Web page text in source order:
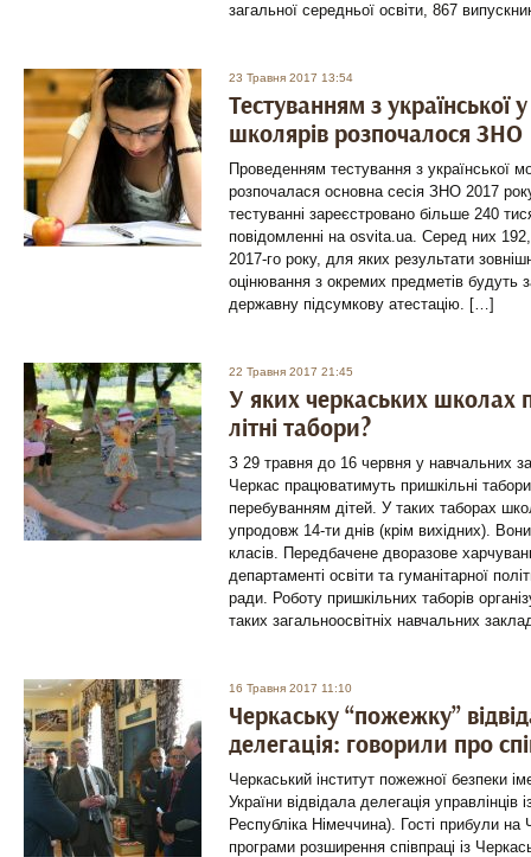
загальної середньої освіти, 867
23 Травня 2017 13:54
Тестуванням з української
школярів розпочалося ЗНО
Проведенням тестування з української
розпочалася основна сесія ЗНО 2017
тестуванні зареєстровано більше 240
повідомленні на osvita.ua. Серед них
2017-го року, для яких результати
оцінювання з окремих предметів будуть
державну підсумкову атестацію. […]
22 Травня 2017 21:45
У яких черкаських школах
літні табори?
З 29 травня до 16 червня у навчальних
Черкас працюватимуть пришкільні
перебуванням дітей. У таких таборах
упродовж 14-ти днів (крім вихідних).
класів. Передбачене дворазове
департаменті освіти та гуманітарної
ради. Роботу пришкільних таборів
таких загальноосвітніх навчальних
16 Травня 2017 11:10
Черкаську “пожежку”
делегація: говорили про
Черкаський інститут пожежної безпеки
України відвідала делегація управлінців
Республіка Німеччина). Гості прибули
програми розширення співпраці із